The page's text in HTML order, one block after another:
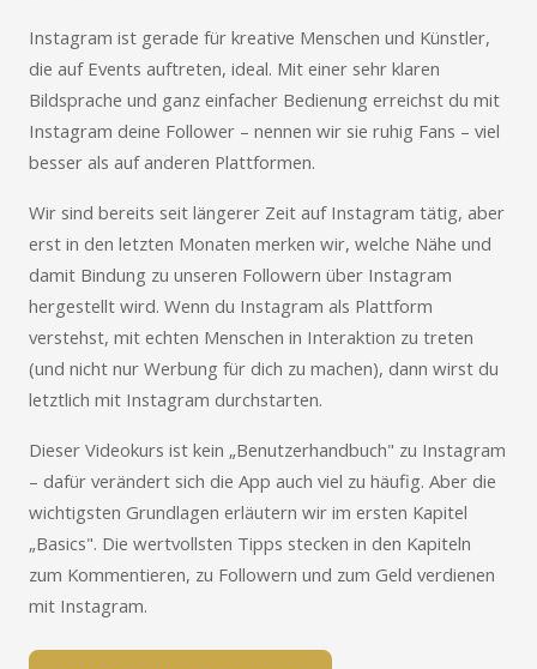
Instagram ist gerade für kreative Menschen und Künstler,
die auf Events auftreten, ideal. Mit einer sehr klaren
Bildsprache und ganz einfacher Bedienung erreichst du mit
Instagram deine Follower – nennen wir sie ruhig Fans – viel
besser als auf anderen Plattformen.
Wir sind bereits seit längerer Zeit auf Instagram tätig, aber
erst in den letzten Monaten merken wir, welche Nähe und
damit Bindung zu unseren Followern über Instagram
hergestellt wird. Wenn du Instagram als Plattform
verstehst, mit echten Menschen in Interaktion zu treten
(und nicht nur Werbung für dich zu machen), dann wirst du
letztlich mit Instagram durchstarten.
Dieser Videokurs ist kein „Benutzerhandbuch" zu Instagram
– dafür verändert sich die App auch viel zu häufig. Aber die
wichtigsten Grundlagen erläutern wir im ersten Kapitel
„Basics". Die wertvollsten Tipps stecken in den Kapiteln
zum Kommentieren, zu Followern und zum Geld verdienen
mit Instagram.